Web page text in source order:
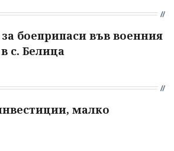
боеприпаси във военния
с. Белица
малко